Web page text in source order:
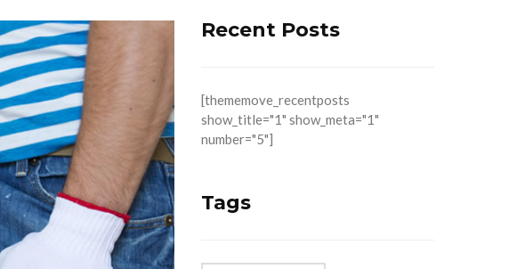
Recent Posts
[thememove_recentposts
show_title="1" show_meta="1"
number="5"]
Tags